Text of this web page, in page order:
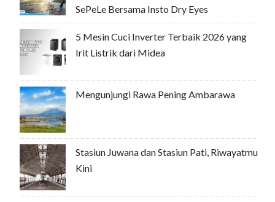
SePeLe Bersama Insto Dry Eyes
5 Mesin Cuci Inverter Terbaik 2026 yang
Irit Listrik dari Midea
Mengunjungi Rawa Pening Ambarawa
Stasiun Juwana dan Stasiun Pati, Riwayatmu
Kini